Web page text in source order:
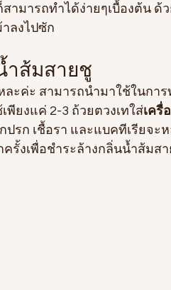
มารถทำได้ง่ายๆเบื้องต้น ด้ว
ลงไปซัก
ำส้มสายชู
พียงแค่ 2-3 ถ้วยตวงเทใส่เครื่
ปรก เชื้อรา และแบคทีเรียจะ
รั้งเพื่อชำระล้างกลิ่นน้ำส้มส